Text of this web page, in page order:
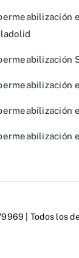
| Todos los